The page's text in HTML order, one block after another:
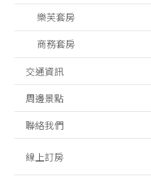
樂芙套房
商務套房
交通資訊
周邊景點
聯絡我們
線上訂房